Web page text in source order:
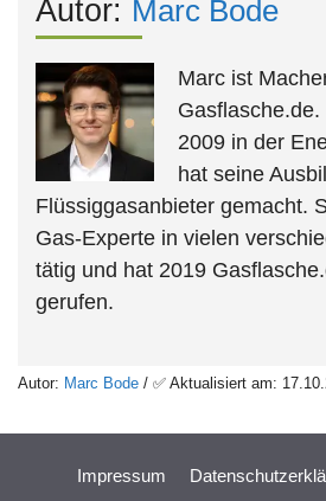
Autor: Marc Bode
Marc ist
2009 in der
hat seine
Flüssiggasanbieter gemacht.
Gas-Experte in vielen
tätig und hat 2019
gerufen.
Autor: Marc Bode / ✅ Aktualisiert am:
Impressum